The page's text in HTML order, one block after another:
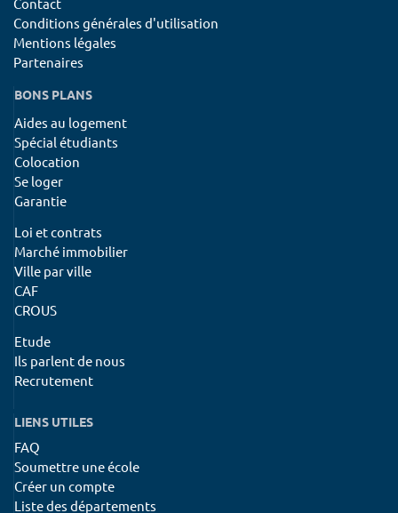
Conditions générales d'utilisation
Mentions légales
Partenaires
BONS PLANS
Aides au logement
Spécial étudiants
Colocation
Se loger
Garantie
Loi et contrats
Marché immobilier
Ville par ville
CAF
CROUS
Etude
Ils parlent de nous
Recrutement
LIENS UTILES
FAQ
Soumettre une école
Créer un compte
Liste des départements